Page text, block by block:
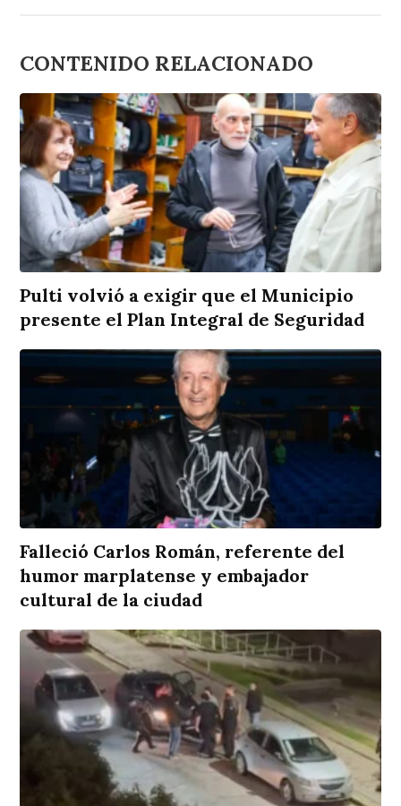
CONTENIDO RELACIONADO
Pulti volvió a exigir que el Municipio
presente el Plan Integral de Seguridad
Falleció Carlos Román, referente del
humor marplatense y embajador
cultural de la ciudad